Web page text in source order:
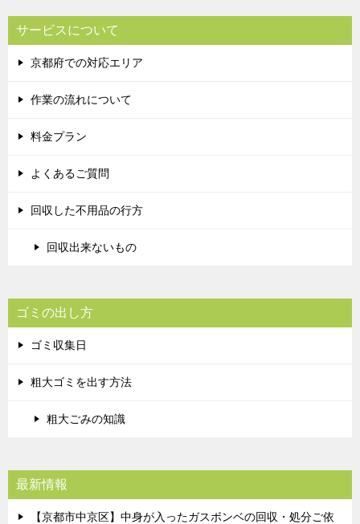
サービスについて
京都府での対応エリア
作業の流れについて
料金プラン
よくあるご質問
回収した不用品の行方
回収出来ないもの
ゴミの出し方
ゴミ収集日
粗大ゴミを出す方法
粗大ごみの知識
最新情報
【京都市中京区】中身が入ったガスボンベの回収・処分ご依